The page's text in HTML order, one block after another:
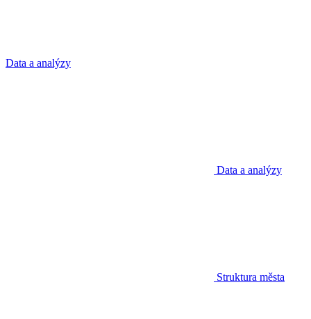
Data a analýzy
Data a analýzy
Struktura města